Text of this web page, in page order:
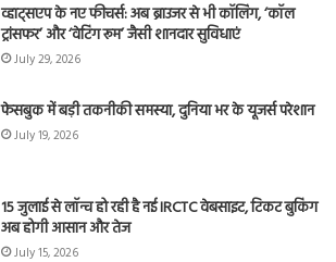
व्हाट्सएप के नए फीचर्स: अब ब्राउजर से भी कॉलिंग, ‘कॉल
ट्रांसफर’ और ‘वेटिंग रूम’ जैसी शानदार सुविधाएं
July 29, 2026
फेसबुक में बड़ी तकनीकी समस्या, दुनिया भर के यूजर्स परेशान
July 19, 2026
15 जुलाई से लॉन्च हो रही है नई IRCTC वेबसाइट, टिकट बुकिंग
अब होगी आसान और तेज
July 15, 2026